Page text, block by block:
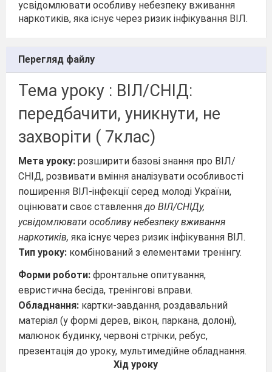
усвідомлювати особливу небезпеку вживання
наркотиків, яка існує через ризик інфікування ВІЛ.
Перегляд файлу
Тема уроку : ВІЛ/СНІД:
передбачити, уникнути, не
захворіти ( 7клас)
Мета уроку: розширити базові знання про ВІЛ/
СНІД, розвивати вміння аналізувати особливості
поширення ВІЛ-інфекції серед молоді України,
оцінювати своє ставленнядо ВІЛ/СНІДу,
усвідомлювати особливу небезпеку вживання
наркотиків, яка існує через ризик інфікування ВІЛ.
Тип уроку:комбінований з елементами тренінгу.
Форми роботи:фронтальне опитування,
евристична бесіда, тренінгові вправи.
Обладнання:картки-завдання, роздавальний
матеріал (у формі дерев, вікон, паркана, долоні),
малюнок будинку, червоні стрічки, ребус,
презентація до уроку, мультимедійне обладнання.
Хід уроку